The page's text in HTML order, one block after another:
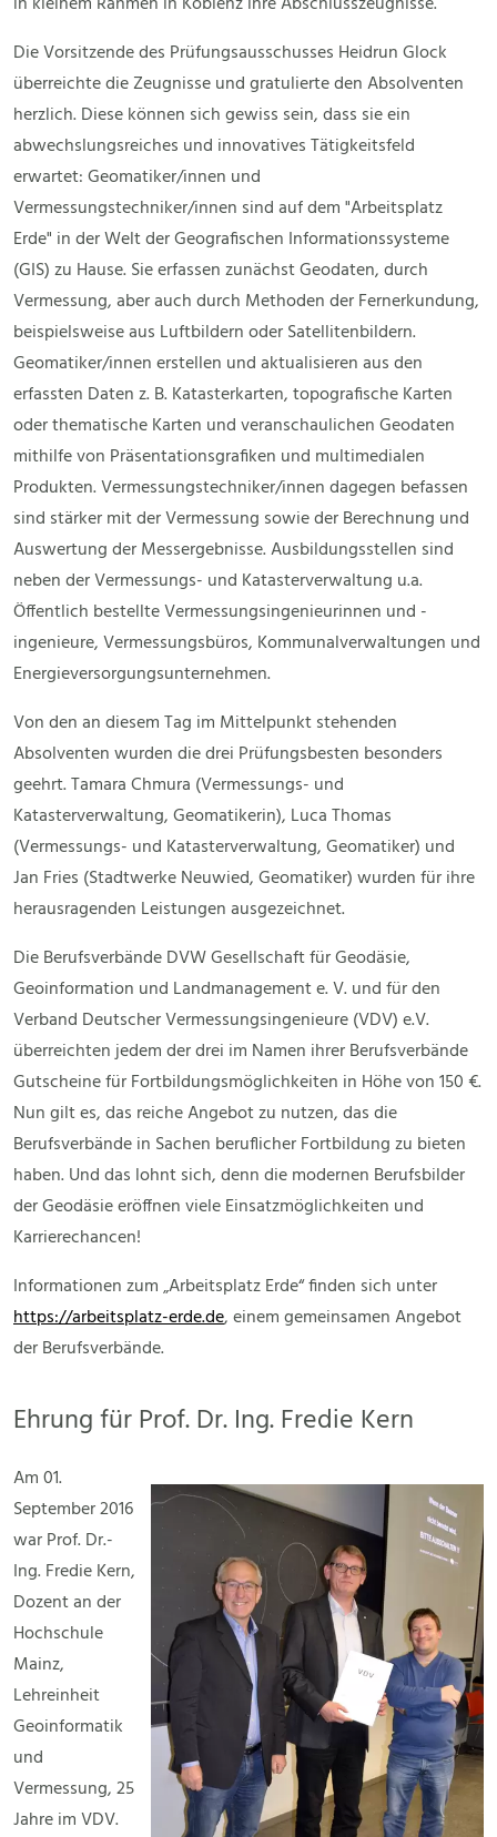
Die Vorsitzende des Prüfungsausschusses Heidrun Glock
überreichte die Zeugnisse und gratulierte den Absolventen
herzlich. Diese können sich gewiss sein, dass sie ein
abwechslungsreiches und innovatives Tätigkeitsfeld
erwartet: Geomatiker/innen und
Vermessungstechniker/innen sind auf dem "Arbeitsplatz
Erde" in der Welt der Geografischen Informationssysteme
(GIS) zu Hause. Sie erfassen zunächst Geodaten, durch
Vermessung, aber auch durch Methoden der Fernerkundung,
beispielsweise aus Luftbildern oder Satellitenbildern.
Geomatiker/innen erstellen und aktualisieren aus den
erfassten Daten z. B. Katasterkarten, topografische Karten
oder thematische Karten und veranschaulichen Geodaten
mithilfe von Präsentationsgrafiken und multimedialen
Produkten. Vermessungstechniker/innen dagegen befassen
sind stärker mit der Vermessung sowie der Berechnung und
Auswertung der Messergebnisse. Ausbildungsstellen sind
neben der Vermessungs- und Katasterverwaltung u.a.
Öffentlich bestellte Vermessungsingenieurinnen und -
ingenieure, Vermessungsbüros, Kommunalverwaltungen und
Energieversorgungsunternehmen.
Von den an diesem Tag im Mittelpunkt stehenden
Absolventen wurden die drei Prüfungsbesten besonders
geehrt. Tamara Chmura (Vermessungs- und
Katasterverwaltung, Geomatikerin), Luca Thomas
(Vermessungs- und Katasterverwaltung, Geomatiker) und
Jan Fries (Stadtwerke Neuwied, Geomatiker) wurden für ihre
herausragenden Leistungen ausgezeichnet.
Die Berufsverbände DVW Gesellschaft für Geodäsie,
Geoinformation und Landmanagement e. V. und für den
Verband Deutscher Vermessungsingenieure (VDV) e.V.
überreichten jedem der drei im Namen ihrer Berufsverbände
Gutscheine für Fortbildungsmöglichkeiten in Höhe von 150 €.
Nun gilt es, das reiche Angebot zu nutzen, das die
Berufsverbände in Sachen beruflicher Fortbildung zu bieten
haben. Und das lohnt sich, denn die modernen Berufsbilder
der Geodäsie eröffnen viele Einsatzmöglichkeiten und
Karrierechancen!
Informationen zum „Arbeitsplatz Erde“ finden sich unter
https://arbeitsplatz-erde.de, einem gemeinsamen Angebot
der Berufsverbände.
Ehrung für Prof. Dr. Ing. Fredie Kern
Am 01.
September 2016
war Prof. Dr.-
Ing. Fredie Kern,
Dozent an der
Hochschule
Mainz,
Lehreinheit
Geoinformatik
und
Vermessung, 25
Jahre im VDV.